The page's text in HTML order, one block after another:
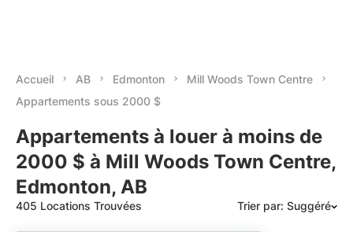
Accueil AB Edmonton
Mill Woods Town Centre
Appartements sous 2000 $
Appartements à louer à moins de
2000 $ à Mill Woods Town Centre,
Edmonton, AB
405 Locations Trouvées Trier par: Suggéré